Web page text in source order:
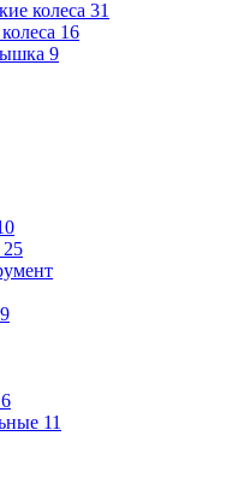
колеса 31
16
9
25
6
11